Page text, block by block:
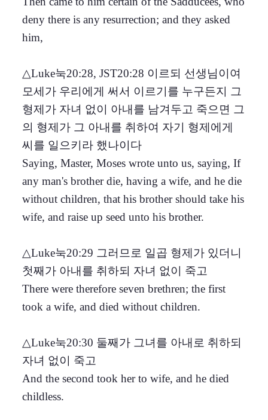
deny there is any resurrection; and they asked
him,
△Luke눅20:28, JST20:28 이르되 선생님이여
모세가 우리에게 써서 이르기를 누구든지 그
형제가 자녀 없이 아내를 남겨두고 죽으면 그
의 형제가 그 아내를 취하여 자기 형제에게
씨를 일으키라 했나이다
Saying, Master, Moses wrote unto us, saying, If
any man's brother die, having a wife, and he die
without children, that his brother should take his
wife, and raise up seed unto his brother.
△Luke눅20:29 그러므로 일곱 형제가 있더니
첫째가 아내를 취하되 자녀 없이 죽고
There were therefore seven brethren; the first
took a wife, and died without children.
△Luke눅20:30 둘째가 그녀를 아내로 취하되
자녀 없이 죽고
And the second took her to wife, and he died
childless.